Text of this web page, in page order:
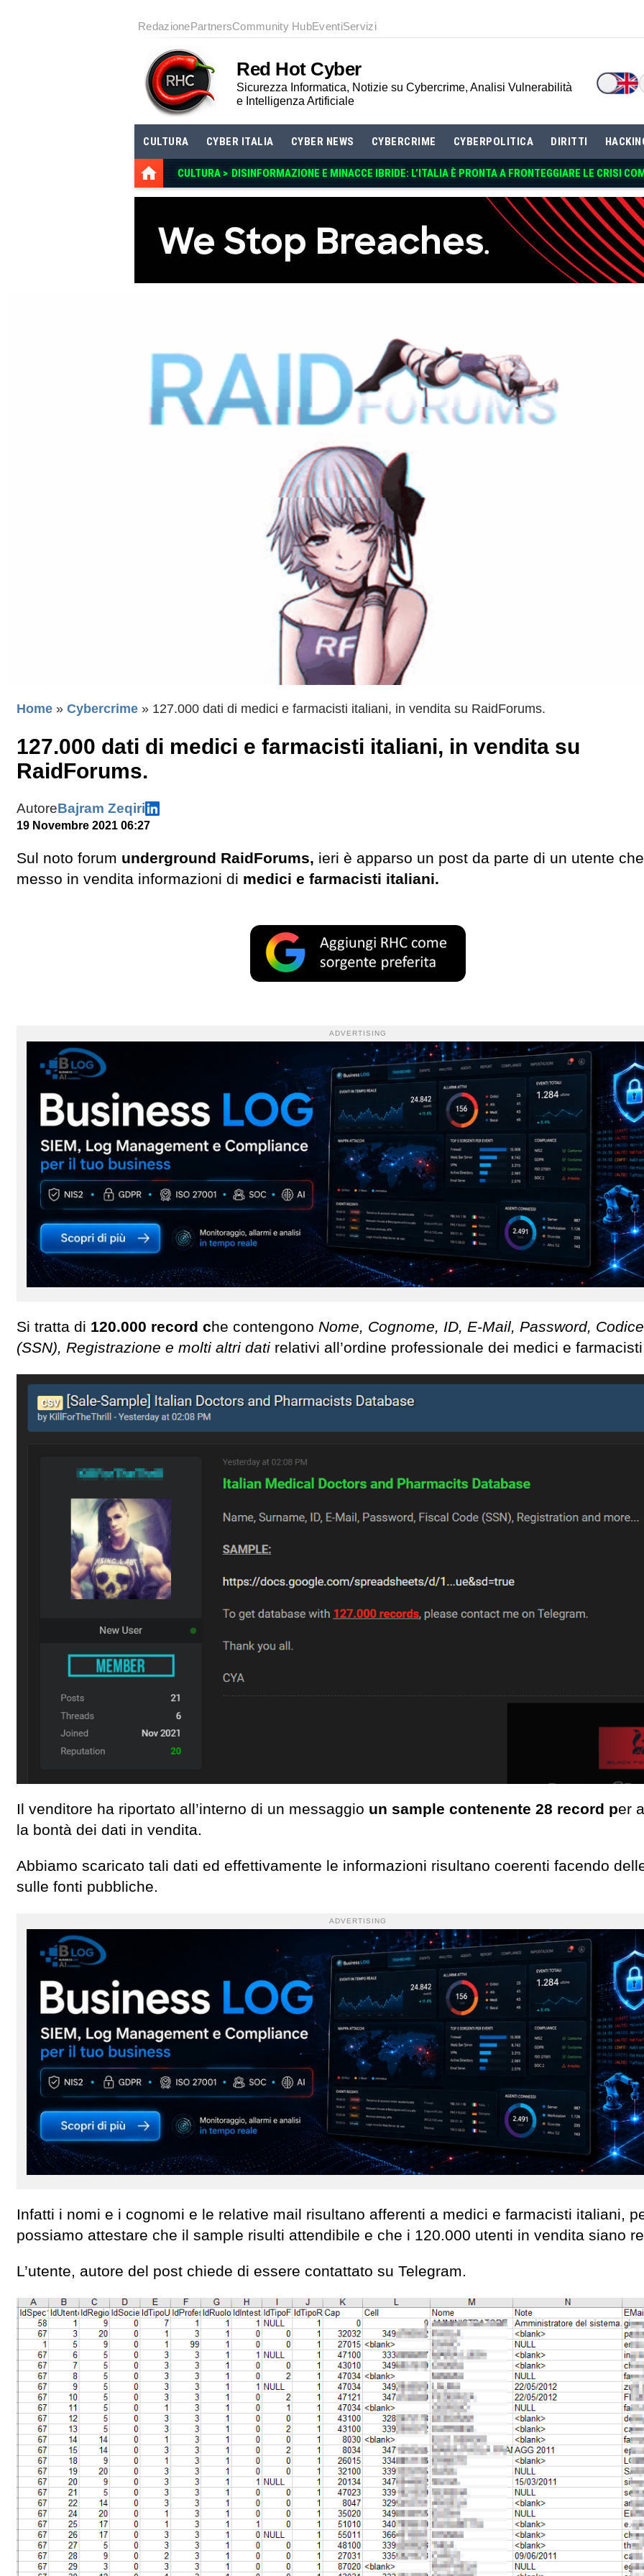
RedazionePartnersCommunity HubEventiServizi
Red Hot Cyber
Sicurezza Informatica, Notizie su Cybercrime, Analisi Vulnerabilità
e Intelligenza Artificiale
CULTURA CYBER ITALIA CYBER NEWS CYBERCRIME CYBERPOLITICA DIRITTI
CULTURA > DISINFORMAZIONE E MINACCE IBRIDE: L’ITALIA È PRONTA A FRONTEGGIARE LE CRISI
Home » Cybercrime » 127.000 dati di medici e farmacisti italiani, in vendita su RaidForums.
127.000 dati di medici e farmacisti italiani, in vendita su
RaidForums.
AutoreBajram Zeqiri
19 Novembre 2021 06:27
Sul noto forum underground RaidForums, ieri è apparso un post da parte di un utente
messo in vendita informazioni di medici e farmacisti italiani.
ADVERTISING
Si tratta di 120.000 record che contengono Nome, Cognome, ID, E-Mail, Password,
(SSN), Registrazione e molti altri dati relativi all’ordine professionale dei medici e
Il venditore ha riportato all’interno di un messaggio un sample contenente 28 record per
la bontà dei dati in vendita.
Abbiamo scaricato tali dati ed effettivamente le informazioni risultano coerenti facendo
sulle fonti pubbliche.
ADVERTISING
Infatti i nomi e i cognomi e le relative mail risultano afferenti a medici e farmacisti italiani,
possiamo attestare che il sample risulti attendibile e che i 120.000 utenti in vendita siano
L’utente, autore del post chiede di essere contattato su Telegram.